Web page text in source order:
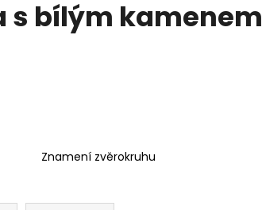
s bílým kamenem
Znamení zvěrokruhu